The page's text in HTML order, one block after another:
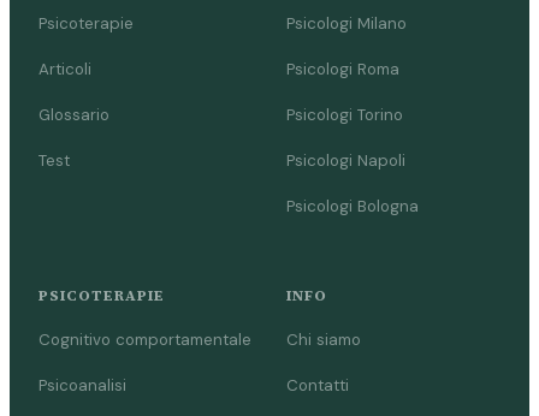
Psicoterapie
Articoli
Glossario
Test
Psicologi Milano
Psicologi Roma
Psicologi Torino
Psicologi Napoli
Psicologi Bologna
PSICOTERAPIE
Cognitivo comportamentale
Psicoanalisi
INFO
Chi siamo
Contatti